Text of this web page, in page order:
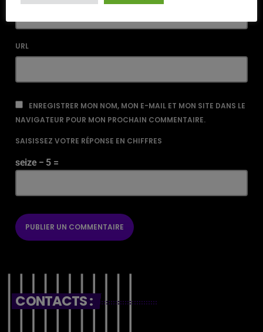
URL
ENREGISTRER MON NOM, MON E-MAIL ET MON SITE DANS LE
NAVIGATEUR POUR MON PROCHAIN COMMENTAIRE.
SAISISSEZ VOTRE RÉPONSE EN CHIFFRES
seize − 5 =
CONTACTS :